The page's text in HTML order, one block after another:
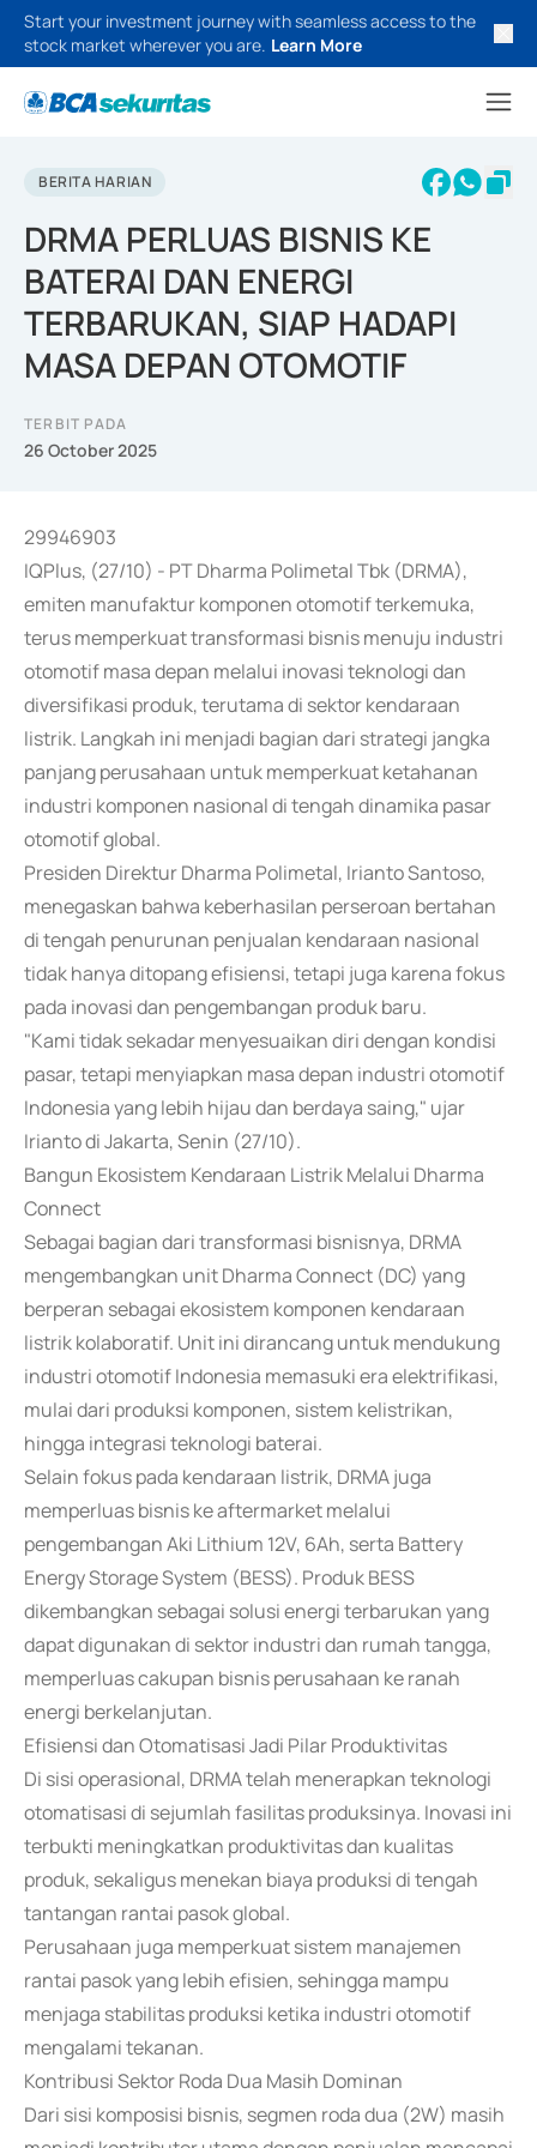
Start your investment journey with seamless access to the
stock market wherever you are. Learn More
BERITA HARIAN
DRMA PERLUAS BISNIS KE
BATERAI DAN ENERGI
TERBARUKAN, SIAP HADAPI
MASA DEPAN OTOMOTIF
TERBIT PADA
26 October 2025
29946903
IQPlus, (27/10) - PT Dharma Polimetal Tbk (DRMA),
emiten manufaktur komponen otomotif terkemuka,
terus memperkuat transformasi bisnis menuju industri
otomotif masa depan melalui inovasi teknologi dan
diversifikasi produk, terutama di sektor kendaraan
listrik. Langkah ini menjadi bagian dari strategi jangka
panjang perusahaan untuk memperkuat ketahanan
industri komponen nasional di tengah dinamika pasar
otomotif global.
Presiden Direktur Dharma Polimetal, Irianto Santoso,
menegaskan bahwa keberhasilan perseroan bertahan
di tengah penurunan penjualan kendaraan nasional
tidak hanya ditopang efisiensi, tetapi juga karena fokus
pada inovasi dan pengembangan produk baru.
"Kami tidak sekadar menyesuaikan diri dengan kondisi
pasar, tetapi menyiapkan masa depan industri otomotif
Indonesia yang lebih hijau dan berdaya saing," ujar
Irianto di Jakarta, Senin (27/10).
Bangun Ekosistem Kendaraan Listrik Melalui Dharma
Connect
Sebagai bagian dari transformasi bisnisnya, DRMA
mengembangkan unit Dharma Connect (DC) yang
berperan sebagai ekosistem komponen kendaraan
listrik kolaboratif. Unit ini dirancang untuk mendukung
industri otomotif Indonesia memasuki era elektrifikasi,
mulai dari produksi komponen, sistem kelistrikan,
hingga integrasi teknologi baterai.
Selain fokus pada kendaraan listrik, DRMA juga
memperluas bisnis ke aftermarket melalui
pengembangan Aki Lithium 12V, 6Ah, serta Battery
Energy Storage System (BESS). Produk BESS
dikembangkan sebagai solusi energi terbarukan yang
dapat digunakan di sektor industri dan rumah tangga,
memperluas cakupan bisnis perusahaan ke ranah
energi berkelanjutan.
Efisiensi dan Otomatisasi Jadi Pilar Produktivitas
Di sisi operasional, DRMA telah menerapkan teknologi
otomatisasi di sejumlah fasilitas produksinya. Inovasi ini
terbukti meningkatkan produktivitas dan kualitas
produk, sekaligus menekan biaya produksi di tengah
tantangan rantai pasok global.
Perusahaan juga memperkuat sistem manajemen
rantai pasok yang lebih efisien, sehingga mampu
menjaga stabilitas produksi ketika industri otomotif
mengalami tekanan.
Kontribusi Sektor Roda Dua Masih Dominan
Dari sisi komposisi bisnis, segmen roda dua (2W) masih